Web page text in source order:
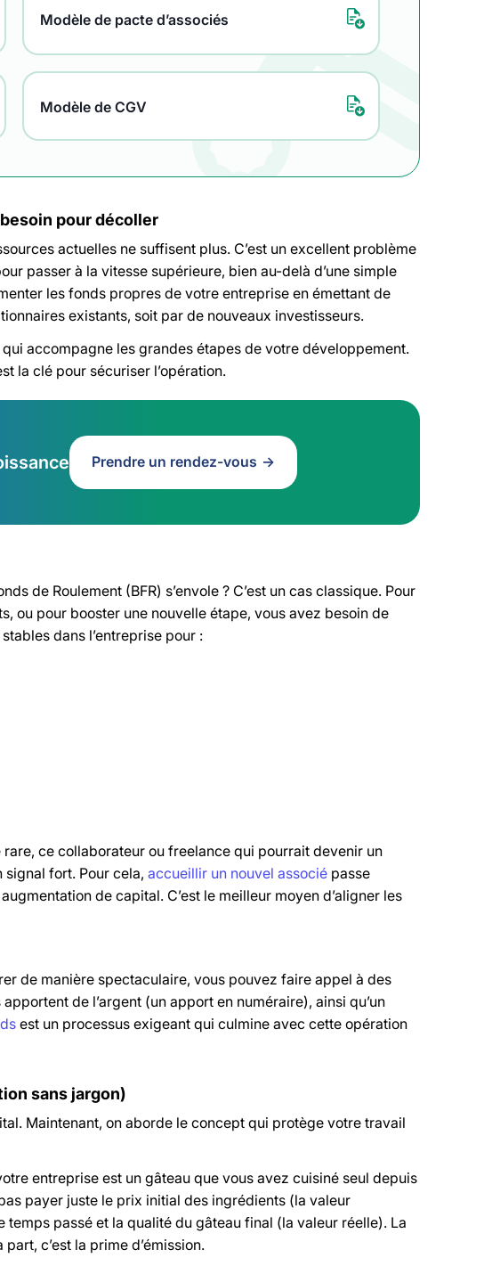
Modèle de pacte d’associés
Modèle de CGV
pour décoller
actuelles ne suffisent plus. C’est un excellent problème
passer à la vitesse supérieure, bien au-delà d’une simple
les fonds propres de votre entreprise en émettant de
existants, soit par de nouveaux investisseurs.
accompagne les grandes étapes de votre développement.
la clé pour sécuriser l’opération.
Prendre un rendez-vous
de Roulement (BFR) s’envole ? C’est un cas classique. Pour
ou pour booster une nouvelle étape, vous avez besoin de
dans l’entreprise pour :
ce collaborateur ou freelance qui pourrait devenir un
signal fort. Pour cela, accueillir un nouvel associé passe
de capital. C’est le meilleur moyen d’aligner les
de manière spectaculaire, vous pouvez faire appel à des
de l’argent (un apport en numéraire), ainsi qu’un
est un processus exigeant qui culmine avec cette opération
sans jargon)
Maintenant, on aborde le concept qui protège votre travail
entreprise est un gâteau que vous avez cuisiné seul depuis
payer juste le prix initial des ingrédients (la valeur
passé et la qualité du gâteau final (la valeur réelle). La
c’est la prime d’émission.